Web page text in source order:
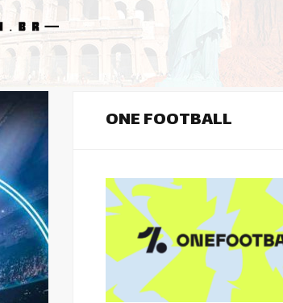
ONE FOOTBALL